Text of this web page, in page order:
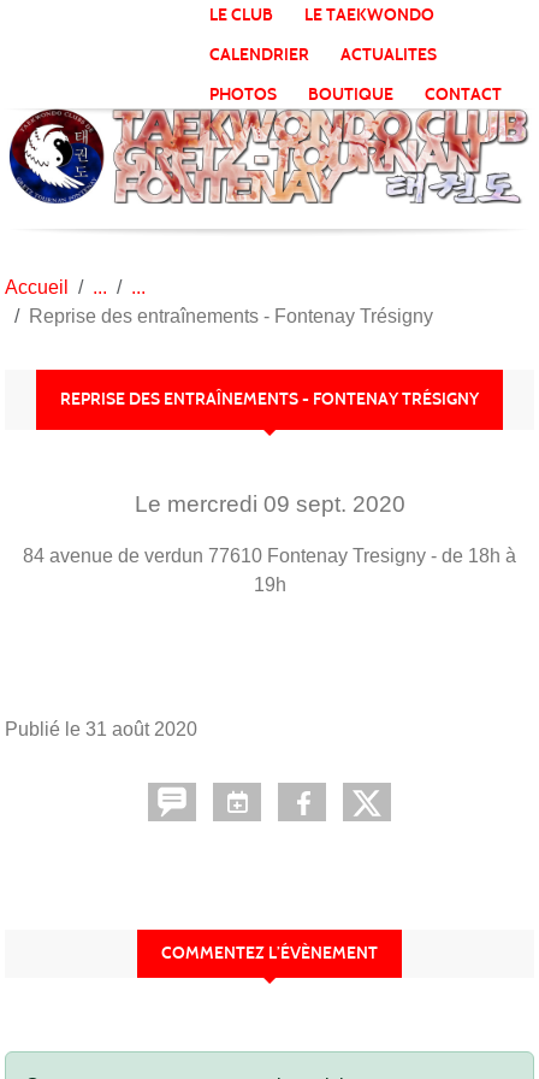
LE CLUB
LE TAEKWONDO
CALENDRIER
ACTUALITES
PHOTOS
BOUTIQUE CONTACT
Accueil
Reprise des entraînements - Fontenay Trésigny
REPRISE DES ENTRAÎNEMENTS - FONTENAY TRÉSIGNY
Le mercredi 09 sept. 2020
84 avenue de verdun 77610 Fontenay Tresigny - de 18h à
19h
Publié le 31 août 2020
COMMENTEZ L’ÉVÈNEMENT
Panneau de gestion des cookies